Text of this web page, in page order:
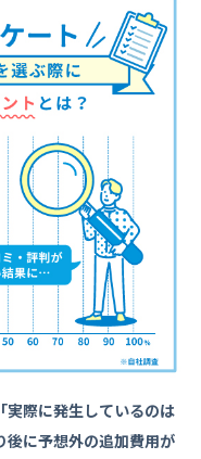
安く依頼する方法【3
い
、何を伝えればい
でOK？
「実際に発生しているのは
後に予想外の追加費用が